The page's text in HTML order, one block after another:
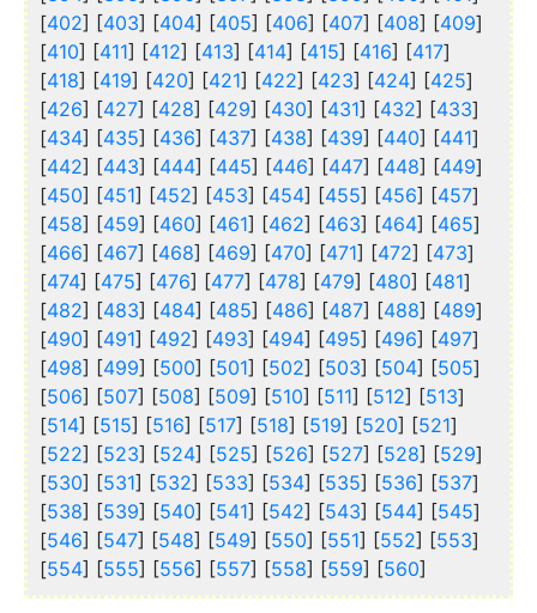
[402] [403] [404] [405] [406] [407] [408] [409]
[410] [411] [412] [413] [414] [415] [416] [417]
[418] [419] [420] [421] [422] [423] [424] [425]
[426] [427] [428] [429] [430] [431] [432] [433]
[434] [435] [436] [437] [438] [439] [440] [441]
[442] [443] [444] [445] [446] [447] [448] [449]
[450] [451] [452] [453] [454] [455] [456] [457]
[458] [459] [460] [461] [462] [463] [464] [465]
[466] [467] [468] [469] [470] [471] [472] [473]
[474] [475] [476] [477] [478] [479] [480] [481]
[482] [483] [484] [485] [486] [487] [488] [489]
[490] [491] [492] [493] [494] [495] [496] [497]
[498] [499] [500] [501] [502] [503] [504] [505]
[506] [507] [508] [509] [510] [511] [512] [513]
[514] [515] [516] [517] [518] [519] [520] [521]
[522] [523] [524] [525] [526] [527] [528] [529]
[530] [531] [532] [533] [534] [535] [536] [537]
[538] [539] [540] [541] [542] [543] [544] [545]
[546] [547] [548] [549] [550] [551] [552] [553]
[554] [555] [556] [557] [558] [559] [560]